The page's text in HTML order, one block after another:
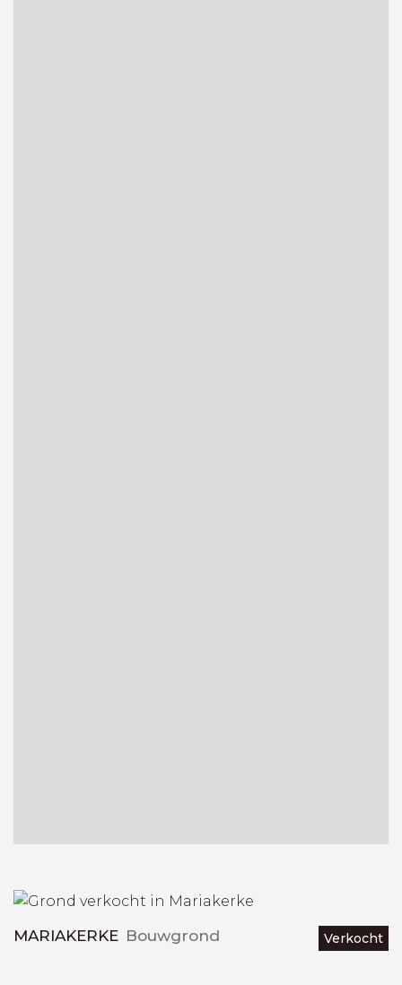
MARIAKERKE Bouwgrond Verkocht